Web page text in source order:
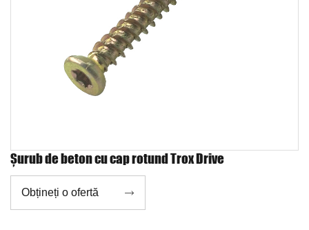
Șurub de beton cu cap rotund Trox Drive
Obțineți o ofertă 